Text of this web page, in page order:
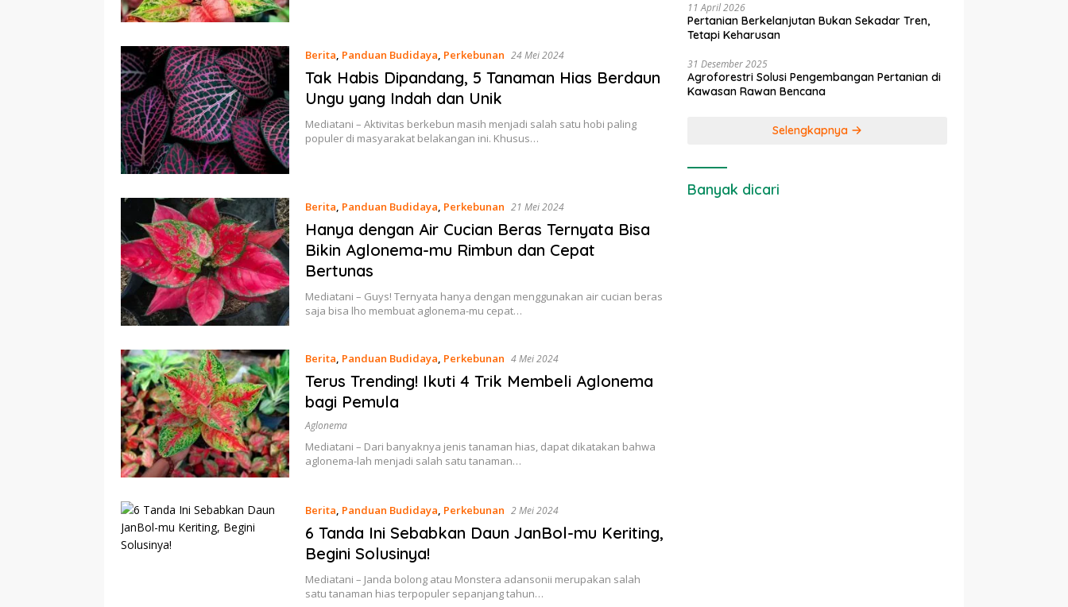
Berita, Panduan Budidaya, Perkebunan 24 Mei 2024
Tak Habis Dipandang, 5 Tanaman Hias Berdaun
Ungu yang Indah dan Unik
Mediatani – Aktivitas berkebun masih menjadi salah satu hobi paling
populer di masyarakat belakangan ini. Khusus…
Berita, Panduan Budidaya, Perkebunan 21 Mei 2024
Hanya dengan Air Cucian Beras Ternyata Bisa
Bikin Aglonema-mu Rimbun dan Cepat
Bertunas
Mediatani – Guys! Ternyata hanya dengan menggunakan air cucian beras
saja bisa lho membuat aglonema-mu cepat…
Berita, Panduan Budidaya, Perkebunan 4 Mei 2024
Terus Trending! Ikuti 4 Trik Membeli Aglonema
bagi Pemula
Aglonema
Mediatani – Dari banyaknya jenis tanaman hias, dapat dikatakan bahwa
aglonema-lah menjadi salah satu tanaman…
Berita, Panduan Budidaya, Perkebunan 2 Mei 2024
6 Tanda Ini Sebabkan Daun JanBol-mu Keriting,
Begini Solusinya!
Mediatani – Janda bolong atau Monstera adansonii merupakan salah
satu tanaman hias terpopuler sepanjang tahun…
11 April 2026
Pertanian Berkelanjutan Bukan Sekadar Tren,
Tetapi Keharusan
31 Desember 2025
Agroforestri Solusi Pengembangan Pertanian di
Kawasan Rawan Bencana
Selengkapnya
Banyak dicari